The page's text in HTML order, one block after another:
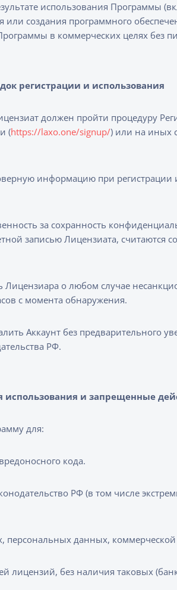
использования Программы
или создания программного
в коммерческих целях без
регистрации и использования
должен пройти процедуру
(https://laxo.one/signup/) или на иных
информацию при
за сохранность
записью Лицензиата, считаются
о любом случае
с момента обнаружения.
Аккаунт без предварительного
РФ.
использования и запрещенные
для:
кода.
РФ (в том числе
персональных данных,
лицензий, без наличия таковых